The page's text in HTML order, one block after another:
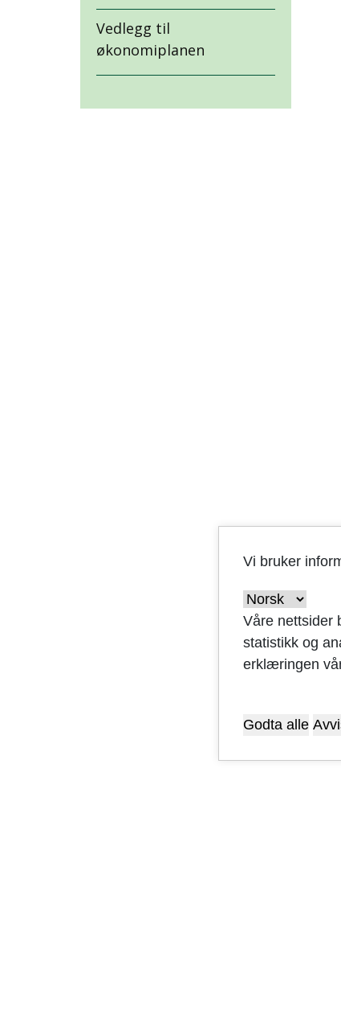
Vedlegg til
økonomiplanen
Vi bruker
Våre nettsider
statistikk og
erklæringen
Godta alle